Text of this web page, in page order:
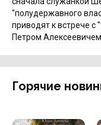
"полудержавного
приводят к встрече с
Петром Алексеевичем.
Горячие